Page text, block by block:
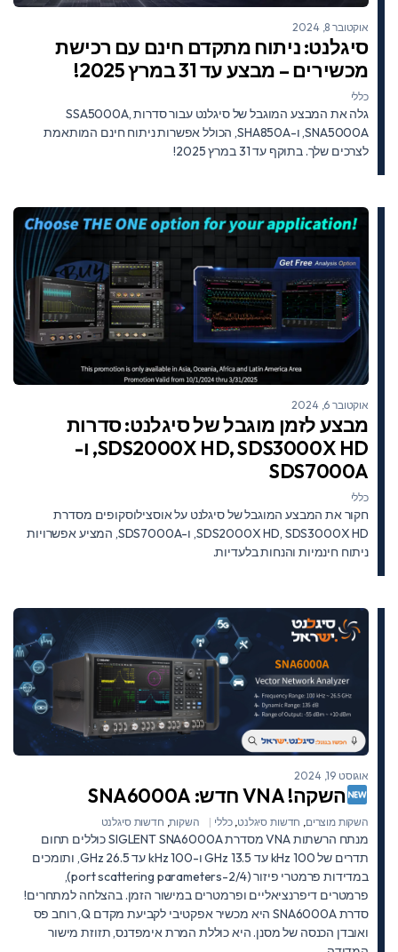
אוקטובר 8, 2024
סיגלנט: ניתוח מתקדם חינם עם רכישת
מכשירים – מבצע עד 31 במרץ 2025!
כללי
גלה את המבצע המוגבל של סיגלנט עבור סדרות SSA5000A,
SNA5000A, ו-SHA850A, הכולל אפשרות ניתוח חינם המותאמת
לצרכים שלך. בתוקף עד 31 במרץ 2025!
אוקטובר 6, 2024
מבצע לזמן מוגבל של סיגלנט: סדרות
SDS2000X HD, SDS3000X HD, ו-
SDS7000A
כללי
חקור את המבצע המוגבל של סיגלנט על אוסצילוסקופים מסדרת
SDS2000X HD, SDS3000X HD, ו-SDS7000A, המציע אפשרויות
ניתוח חינמיות והנחות בלעדיות.
אוגוסט 19, 2024
השקה! VNA חדש: SNA6000A
השקות מוצרים, חדשות סיגלנט,כללי השקות, חדשות סיגלנט
מנתח הרשתות VNA מסדרת SIGLENT SNA6000A כוללים תחום
תדרים של 100 kHz עד 13.5 GHz ו-100 kHz עד 26.5 GHz, ותומכים
במדידות פרמטרי פיזור (2/4-port scattering parameters),
פרמטרים דיפרנציאליים ופרמטרים במישור הזמן. בהצלחה למתחרים!
סדרת SNA6000A היא מכשיר אפקטיבי לקביעת מקדם Q, רוחב פס
ואובדן הכנסה של מסנן. היא כוללת המרת אימפדנס, תזוזת מישור